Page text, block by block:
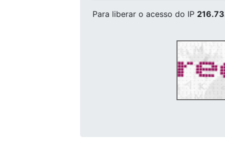
Para liberar o acesso do IP